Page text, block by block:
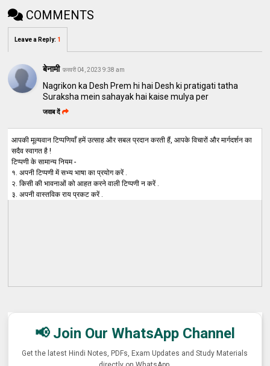
COMMENTS
Leave a Reply: 1
बेनामी फ़रवरी 04, 2023 9:38 am
Nagrikon ka Desh Prem hi hai Desh ki pratigati tatha
Suraksha mein sahayak hai kaise mulya per
जवाब दें
आपकी मूल्यवान टिप्पणियाँ हमें उत्साह और सबल प्रदान करती हैं, आपके विचारों और मार्गदर्शन का
सदैव स्वागत है !
टिप्पणी के सामान्य नियम -
१. अपनी टिप्पणी में सभ्य भाषा का प्रयोग करें .
२. किसी की भावनाओं को आहत करने वाली टिप्पणी न करें .
३. अपनी वास्तविक राय प्रकट करें .
📢 Join Our WhatsApp Channel
Get the latest Hindi Notes, PDFs, Exam Updates and Study Materials